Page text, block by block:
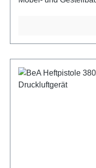
Floristik. Eigenschaften: